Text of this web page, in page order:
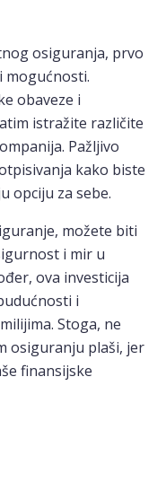
osiguranja, prvo
mogućnosti.
obaveze i
istražite različite
Pažljivo
kako biste
opciju za sebe.
možete biti
i mir u
ova investicija
i
Stoga, ne
osiguranju plaši, jer
finansijske